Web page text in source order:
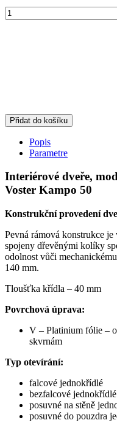
Přidat do košíku
Popis
Parametre
Interiérové dveře,
Voster Kampo 50
Konstrukční provedení
Pevná rámová konstrukce
spojeny dřevěnými kolíky
odolnost vůči
140 mm.
Tloušťka křídla – 40 mm
Povrchová úprava:
V – Platinium fólie –
skvrnám
Typ otevírání:
falcové jednokřídlé
bezfalcové jednokřídlé
posuvné na stěně
posuvné do pouzdra